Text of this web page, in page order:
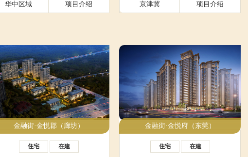
华中区域 项目介绍 京津冀 项目介绍
住宅 在建
金融街·金悦郡（廊坊）
住宅 在建
金融街·金悦府（东莞）